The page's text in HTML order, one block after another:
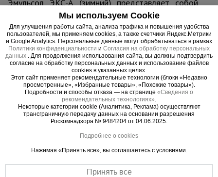
Эмульсол ЭКС-А (зимний) представляет собой
маслянистую темно-коричневую жидкость. На
сегодняшний день является наиболее удобной и
экономичной смазкой при производстве ЖБИ.
Наносится с помощью валика или распылителя.
Обладает высокой адгезией смазочного
материала к металлу, защищает опалубку от
коррозии. Рабочая температура смазки и
возможность ее нанесения от +50 до -20°С.
Важные преимущества –
эффективная работа
Мы используем Cookie
Для улучшения работы сайта, анализа трафика и повышения удобства
пользователей, мы применяем cookies, а также счетчики Яндекс.Метрики
и Google Analytics. Персональные данные могут обрабатываться в рамках
Политики конфиденциальности и Согласия на обработку персональных
данных . Для продолжения использования сайта, вы должны подтвердить
согласие на обработку персональных данных и использование файлов
cookies в указанных целях.
Этот сайт применяет рекомендательные технологии (блоки «Недавно
просмотренные», «Избранные товары», «Похожие товары»).
Подробности и способы отказа — на странице «Сведения о
рекомендательных технологиях».
Некоторые категории cookie (Аналитика, Реклама) осуществляют
трансграничную передачу данных на основании разрешения
Роскомнадзора № 9484204 от 04.06.2025.
Подробнее о cookies
Нажимая «Принять все», вы соглашаетесь с условиями.
Принять все